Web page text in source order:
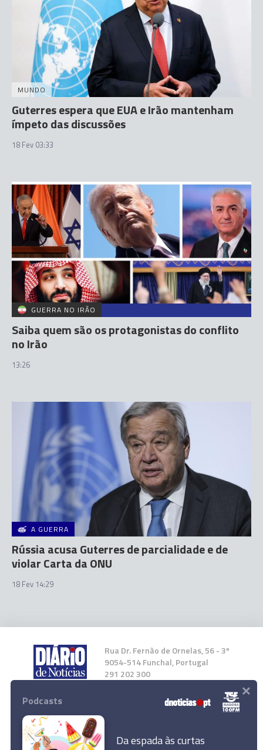
MUNDO
Guterres espera que EUA e Irão mantenham
ímpeto das discussões
18 Fev 03:33
GUERRA NO IRÃO
Saiba quem são os protagonistas do conflito
no Irão
13:26
A GUERRA
Rússia acusa Guterres de parcialidade e de
violar Carta da ONU
18 Fev 14:29
Rua Dr. Fernão de Ornelas, 56 - 3º
9054-514 Funchal, Portugal
291 202 300
Instale a nossa App
Podcasts
Da espada às curtas
×